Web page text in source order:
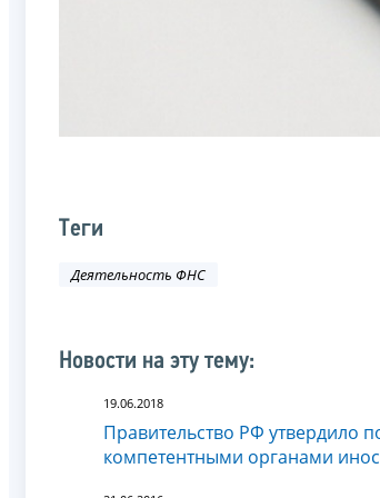
Теги
Деятельность ФНС
Новости на эту тему:
19.06.2018
Правительство РФ утвердило
компетентными органами